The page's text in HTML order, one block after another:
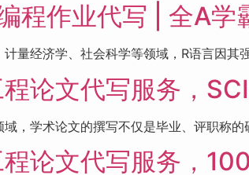
程作业代写 | 全A
计量经济学、社会科学等领域，R语言因
论文代写服务，
域，学术论文的撰写不仅是毕业、评职称
论文代写服务，